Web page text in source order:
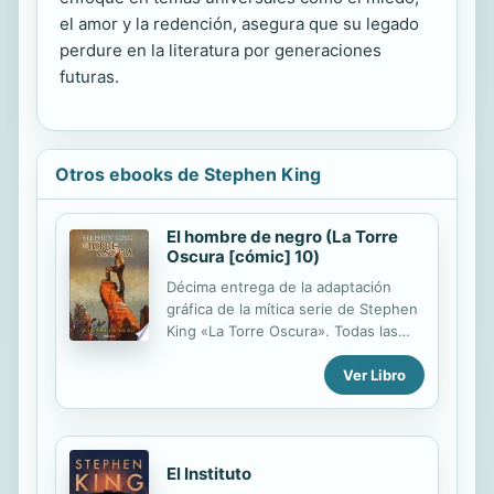
el amor y la redención, asegura que su legado
perdure en la literatura por generaciones
futuras.
Otros ebooks de Stephen King
El hombre de negro (La Torre
Oscura [cómic] 10)
Décima entrega de la adaptación
gráfica de la mítica serie de Stephen
King «La Torre Oscura». Todas las
máscaras caerán. En su incansable
búsqueda del Hombre de Negro,
Roland y Jake se han adentrado en
se oculta un peligro que parece no
tener límites. Roland sabe que tiene
que llegar a la Torre Oscura, que
Ver Libro
El Instituto